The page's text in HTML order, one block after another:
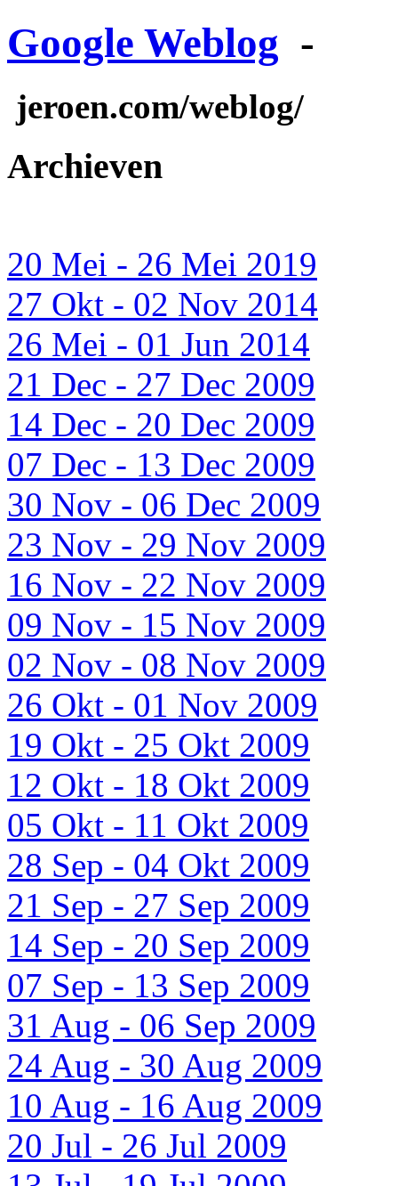
Google Weblog -
jeroen.com/weblog/
Archieven
20 Mei - 26 Mei 2019
27 Okt - 02 Nov 2014
26 Mei - 01 Jun 2014
21 Dec - 27 Dec 2009
14 Dec - 20 Dec 2009
07 Dec - 13 Dec 2009
30 Nov - 06 Dec 2009
23 Nov - 29 Nov 2009
16 Nov - 22 Nov 2009
09 Nov - 15 Nov 2009
02 Nov - 08 Nov 2009
26 Okt - 01 Nov 2009
19 Okt - 25 Okt 2009
12 Okt - 18 Okt 2009
05 Okt - 11 Okt 2009
28 Sep - 04 Okt 2009
21 Sep - 27 Sep 2009
14 Sep - 20 Sep 2009
07 Sep - 13 Sep 2009
31 Aug - 06 Sep 2009
24 Aug - 30 Aug 2009
10 Aug - 16 Aug 2009
20 Jul - 26 Jul 2009